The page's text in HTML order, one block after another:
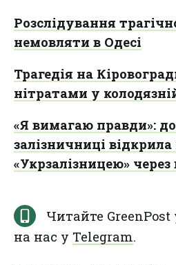
Розслідування
немовляти в Одесі
Трагедія на
нітратами у
«Я вимагаю правди»:
залізничниці
«Укрзалізницею»
Читайте GreenPost
на нас у Telegram.